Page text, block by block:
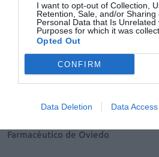
I want to opt-out of Collection,
Retention, Sale, and/or Sharing
Personal Data that Is Unrelated
Purposes for which it was
Opted Out
CONFIRM
Data Deletion Data Access
Lo más leído
Nueva edición de Kardia Select
farmacia: claves para decidir con
La farmacia, un apoyo esencial
Farmacéutico de Oviedo